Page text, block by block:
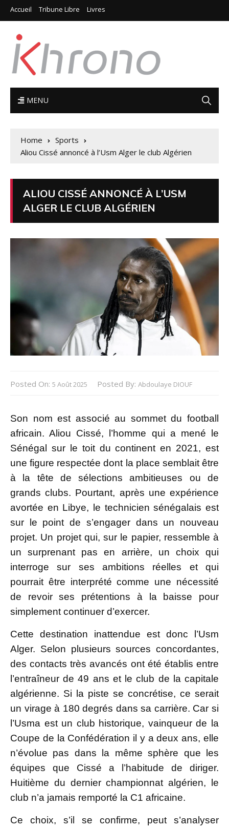
Accueil Tribune Libre Livres
MENU
Home
Sports
Aliou Cissé annoncé à l’Usm Alger le club Algérien
ALIOU CISSÉ ANNONCÉ À L’USM
ALGER LE CLUB ALGÉRIEN
Posted On: 5 Août 2025 Posted By: Abdoulaye DIOUF
Son nom est associé au sommet du football
africain. Aliou Cissé, l’homme qui a mené le
Sénégal sur le toit du continent en 2021, est
une figure respectée dont la place semblait être
à la tête de sélections ambitieuses ou de
grands clubs. Pourtant, après une expérience
avortée en Libye, le technicien sénégalais est
sur le point de s’engager dans un nouveau
projet. Un projet qui, sur le papier, ressemble à
un surprenant pas en arrière, un choix qui
interroge sur ses ambitions réelles et qui
pourrait être interprété comme une nécessité
de revoir ses prétentions à la baisse pour
simplement continuer d’exercer.
Cette destination inattendue est donc l’Usm
Alger. Selon plusieurs sources concordantes,
des contacts très avancés ont été établis entre
l’entraîneur de 49 ans et le club de la capitale
algérienne. Si la piste se concrétise, ce serait
un virage à 180 degrés dans sa carrière. Car si
l’Usma est un club historique, vainqueur de la
Coupe de la Confédération il y a deux ans, elle
n’évolue pas dans la même sphère que les
équipes que Cissé a l’habitude de diriger.
Huitième du dernier championnat algérien, le
club n’a jamais remporté la C1 africaine.
Ce choix, s’il se confirme, peut s’analyser